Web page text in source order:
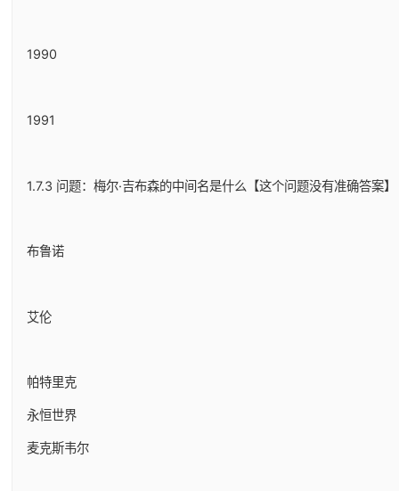
1990
1991
1.7.3 问题：梅尔·吉布森的中间名是什么【这个问题没有准确答案】
布鲁诺
艾伦
帕特里克
永恒世界
麦克斯韦尔